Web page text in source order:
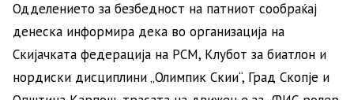
Одделението за безбедност на патниот сообраќај
денеска информира дека во организација на
Скијачката федерација на РСМ, Клубот за биатлон и
нордиски дисциплини „Олимпик Скии“, Град Скопје и